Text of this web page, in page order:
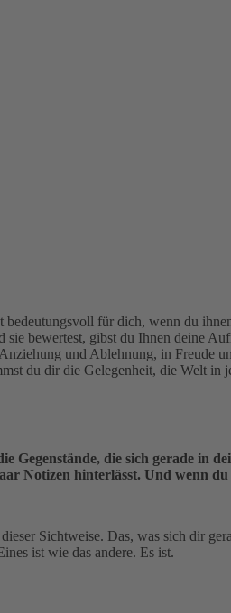
für dich, wenn du
sie bewertest, gibst du Ihnen deine
und Ablehnung, in Freude
du dir die Gelegenheit, die Welt in
Gegenstände, die sich gerade in
Notizen hinterlässt. Und wenn
Sichtweise. Das, was sich dir
ist wie das andere. Es ist.